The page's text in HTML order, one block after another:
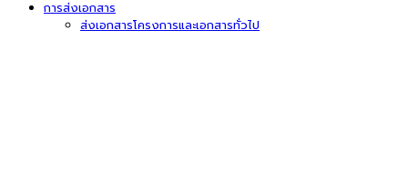
การส่งเอกสาร
ส่งเอกสารโครงการและเอกสารทั่วไป